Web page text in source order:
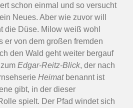
schon einmal und so versucht
Neues. Aber wie zuvor will
die Düse. Milow weiß wohl
er von dem großen fremden
den Wald geht weiter bergauf
Edgar-Reitz-Blick, der nach
Heimat benannt ist
gibt, in der dieser
spielt. Der Pfad windet sich